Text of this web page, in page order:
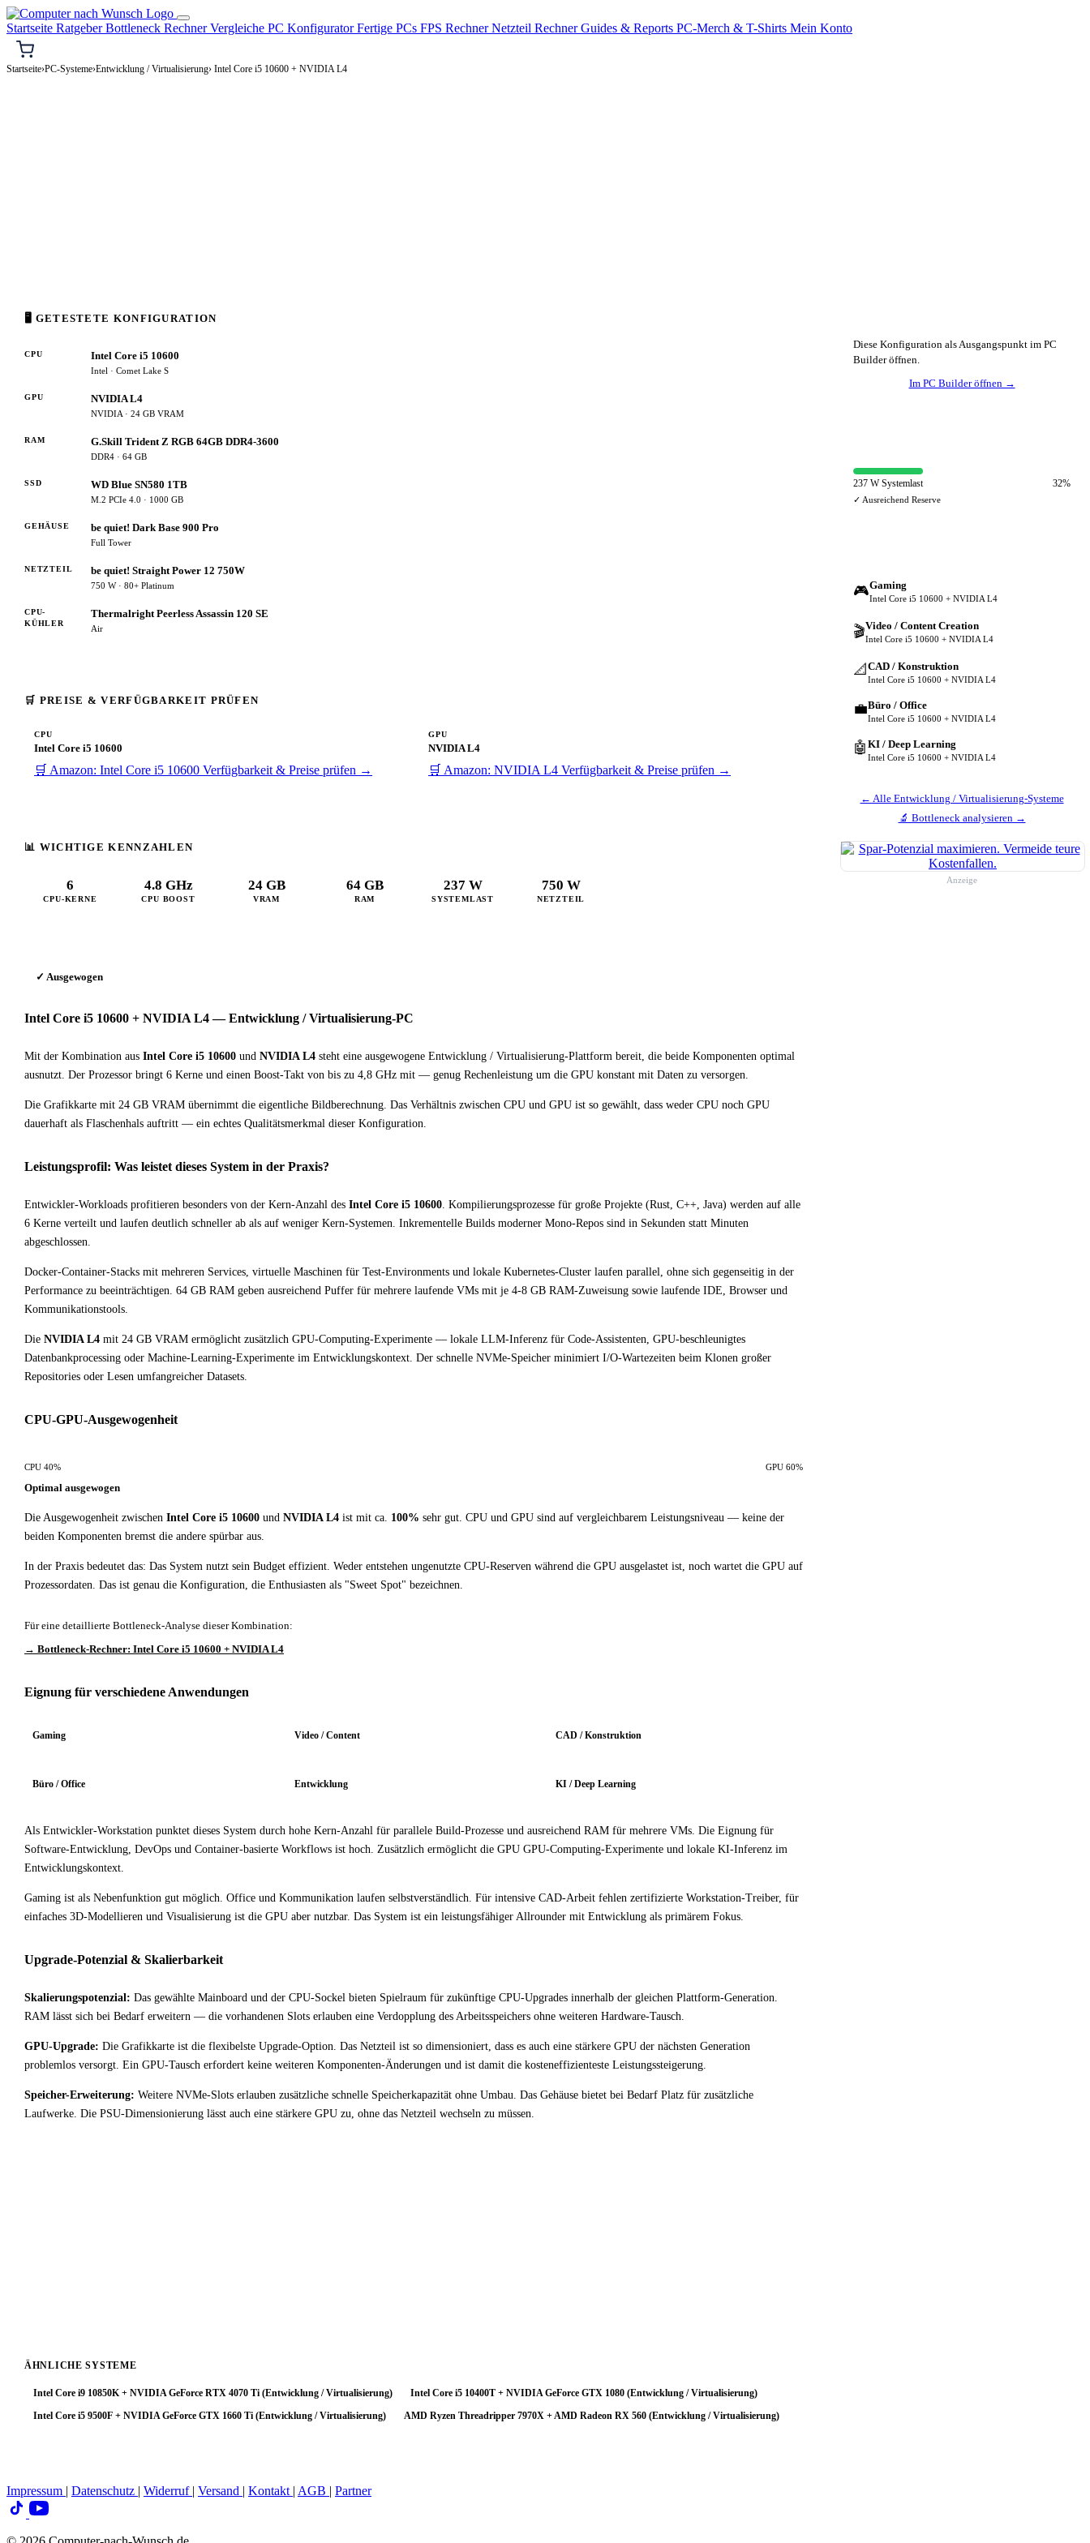
Startseite RatgeberBottleneck RechnerVergleiche PC KonfiguratorFertige PCs FPS RechnerNetzteil RechnerGuides & Reports PC-Merch & T-Shirts Mein Konto
Startseite›PC-Systeme›Entwicklung / Virtualisierung› Intel Core i5 10600 + NVIDIA L4
🖥 GETESTETE KONFIGURATION
CPU Intel Core i5 10600
Intel · Comet Lake S
GPU NVIDIA L4
NVIDIA · 24 GB VRAM
RAM G.Skill Trident Z RGB 64GB DDR4-3600
DDR4 · 64 GB
SSD WD Blue SN580 1TB
M.2 PCIe 4.0 · 1000 GB
GEHÄUSE be quiet! Dark Base 900 Pro
Full Tower
NETZTEIL be quiet! Straight Power 12 750W
750 W · 80+ Platinum
CPU-
KÜHLER
Thermalright Peerless Assassin 120 SE
Air
🛒 PREISE & VERFÜGBARKEIT PRÜFEN
CPU
Intel Core i5 10600
🛒 Amazon: Intel Core i5 10600 Verfügbarkeit & Preise prüfen →
GPU
NVIDIA L4
🛒 Amazon: NVIDIA L4 Verfügbarkeit & Preise prüfen →
📊 WICHTIGE KENNZAHLEN
6
CPU-KERNE
4.8 GHz
CPU BOOST
24 GB
VRAM
64 GB
RAM
237 W
SYSTEMLAST
750 W
NETZTEIL
✓ Ausgewogen
Intel Core i5 10600 + NVIDIA L4 — Entwicklung / Virtualisierung-PC
Mit der Kombination aus Intel Core i5 10600 und NVIDIA L4 steht eine ausgewogene Entwicklung / Virtualisierung-Plattform bereit, die beide Komponenten optimal
ausnutzt. Der Prozessor bringt 6 Kerne und einen Boost-Takt von bis zu 4,8 GHz mit — genug Rechenleistung um die GPU konstant mit Daten zu versorgen.
Die Grafikkarte mit 24 GB VRAM übernimmt die eigentliche Bildberechnung. Das Verhältnis zwischen CPU und GPU ist so gewählt, dass weder CPU noch GPU
dauerhaft als Flaschenhals auftritt — ein echtes Qualitätsmerkmal dieser Konfiguration.
Leistungsprofil: Was leistet dieses System in der Praxis?
Entwickler-Workloads profitieren besonders von der Kern-Anzahl des Intel Core i5 10600. Kompilierungsprozesse für große Projekte (Rust, C++, Java) werden auf alle
6 Kerne verteilt und laufen deutlich schneller ab als auf weniger Kern-Systemen. Inkrementelle Builds moderner Mono-Repos sind in Sekunden statt Minuten
abgeschlossen.
Docker-Container-Stacks mit mehreren Services, virtuelle Maschinen für Test-Environments und lokale Kubernetes-Cluster laufen parallel, ohne sich gegenseitig in der
Performance zu beeinträchtigen. 64 GB RAM geben ausreichend Puffer für mehrere laufende VMs mit je 4-8 GB RAM-Zuweisung sowie laufende IDE, Browser und
Kommunikationstools.
Die NVIDIA L4 mit 24 GB VRAM ermöglicht zusätzlich GPU-Computing-Experimente — lokale LLM-Inferenz für Code-Assistenten, GPU-beschleunigtes
Datenbankprocessing oder Machine-Learning-Experimente im Entwicklungskontext. Der schnelle NVMe-Speicher minimiert I/O-Wartezeiten beim Klonen großer
Repositories oder Lesen umfangreicher Datasets.
CPU-GPU-Ausgewogenheit
CPU 40% GPU 60%
Optimal ausgewogen
Die Ausgewogenheit zwischen Intel Core i5 10600 und NVIDIA L4 ist mit ca. 100% sehr gut. CPU und GPU sind auf vergleichbarem Leistungsniveau — keine der
beiden Komponenten bremst die andere spürbar aus.
In der Praxis bedeutet das: Das System nutzt sein Budget effizient. Weder entstehen ungenutzte CPU-Reserven während die GPU ausgelastet ist, noch wartet die GPU auf
Prozessordaten. Das ist genau die Konfiguration, die Enthusiasten als "Sweet Spot" bezeichnen.
Für eine detaillierte Bottleneck-Analyse dieser Kombination:
→ Bottleneck-Rechner: Intel Core i5 10600 + NVIDIA L4
Eignung für verschiedene Anwendungen
Gaming Video / Content CAD / Konstruktion
Büro / Office Entwicklung KI / Deep Learning
Als Entwickler-Workstation punktet dieses System durch hohe Kern-Anzahl für parallele Build-Prozesse und ausreichend RAM für mehrere VMs. Die Eignung für
Software-Entwicklung, DevOps und Container-basierte Workflows ist hoch. Zusätzlich ermöglicht die GPU GPU-Computing-Experimente und lokale KI-Inferenz im
Entwicklungskontext.
Gaming ist als Nebenfunktion gut möglich. Office und Kommunikation laufen selbstverständlich. Für intensive CAD-Arbeit fehlen zertifizierte Workstation-Treiber, für
einfaches 3D-Modellieren und Visualisierung ist die GPU aber nutzbar. Das System ist ein leistungsfähiger Allrounder mit Entwicklung als primärem Fokus.
Upgrade-Potenzial & Skalierbarkeit
Skalierungspotenzial: Das gewählte Mainboard und der CPU-Sockel bieten Spielraum für zukünftige CPU-Upgrades innerhalb der gleichen Plattform-Generation.
RAM lässt sich bei Bedarf erweitern — die vorhandenen Slots erlauben eine Verdopplung des Arbeitsspeichers ohne weiteren Hardware-Tausch.
GPU-Upgrade: Die Grafikkarte ist die flexibelste Upgrade-Option. Das Netzteil ist so dimensioniert, dass es auch eine stärkere GPU der nächsten Generation
problemlos versorgt. Ein GPU-Tausch erfordert keine weiteren Komponenten-Änderungen und ist damit die kosteneffizienteste Leistungssteigerung.
Speicher-Erweiterung: Weitere NVMe-Slots erlauben zusätzliche schnelle Speicherkapazität ohne Umbau. Das Gehäuse bietet bei Bedarf Platz für zusätzliche
Laufwerke. Die PSU-Dimensionierung lässt auch eine stärkere GPU zu, ohne das Netzteil wechseln zu müssen.
ÄHNLICHE SYSTEME
Intel Core i9 10850K + NVIDIA GeForce RTX 4070 Ti (Entwicklung / Virtualisierung)
Intel Core i5 10400T + NVIDIA GeForce GTX 1080 (Entwicklung / Virtualisierung)
Intel Core i5 9500F + NVIDIA GeForce GTX 1660 Ti (Entwicklung / Virtualisierung)
AMD Ryzen Threadripper 7970X + AMD Radeon RX 560 (Entwicklung / Virtualisierung)
Diese Konfiguration als Ausgangspunkt im PC
Builder öffnen.
Im PC Builder öffnen →
237 W Systemlast 32%
✓ Ausreichend Reserve
🎮Gaming
Intel Core i5 10600 + NVIDIA L4
🎬Video / Content Creation
Intel Core i5 10600 + NVIDIA L4
📐 CAD / Konstruktion
Intel Core i5 10600 + NVIDIA L4
💼Büro / Office
Intel Core i5 10600 + NVIDIA L4
🤖 KI / Deep Learning
Intel Core i5 10600 + NVIDIA L4
← Alle Entwicklung / Virtualisierung-Systeme
🔬 Bottleneck analysieren →
Anzeige
Impressum | Datenschutz | Widerruf | Versand | Kontakt | AGB | Partner